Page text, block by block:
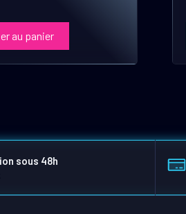
au panier
sous 48h